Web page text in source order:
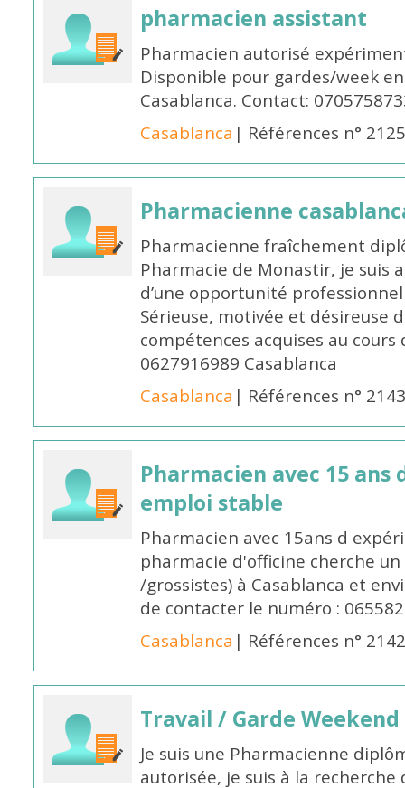
pharmacien assistant
Pharmacien autorisé
Disponible pour gardes/week
Casablanca. Contact:
Casablanca | Références n°
Pharmacienne
Pharmacienne fraîchement
Pharmacie de Monastir, je suis
d’une opportunité
Sérieuse, motivée et désireuse
compétences acquises au
0627916989 Casablanca
Casablanca | Références n°
Pharmacien avec 15
emploi stable
Pharmacien avec 15ans d
pharmacie d'officine cherche
/grossistes) à Casablanca et
de contacter le numéro :
Casablanca | Références n°
Travail / Garde Weekend
Je suis une Pharmacienne
autorisée, je suis à la